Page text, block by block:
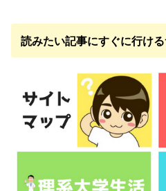
読みたい記事にすぐに行け